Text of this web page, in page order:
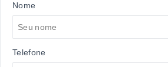
Nome
Telefone